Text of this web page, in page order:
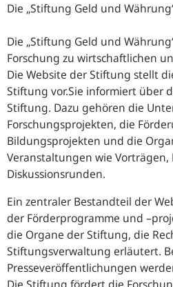
Die „Stiftung Geld und
Die „Stiftung Geld und
Forschung zu wirtschaftlichen
Die Website der Stiftung stellt
Stiftung vor.Sie informiert über
Stiftung. Dazu gehören die
Forschungsprojekten, die
Bildungsprojekten und die
Veranstaltungen wie Vorträgen,
Diskussionsrunden.
Ein zentraler Bestandteil der
der Förderprogramme und
die Organe der Stiftung, die
Stiftungsverwaltung erläutert.
Presseveröffentlichungen